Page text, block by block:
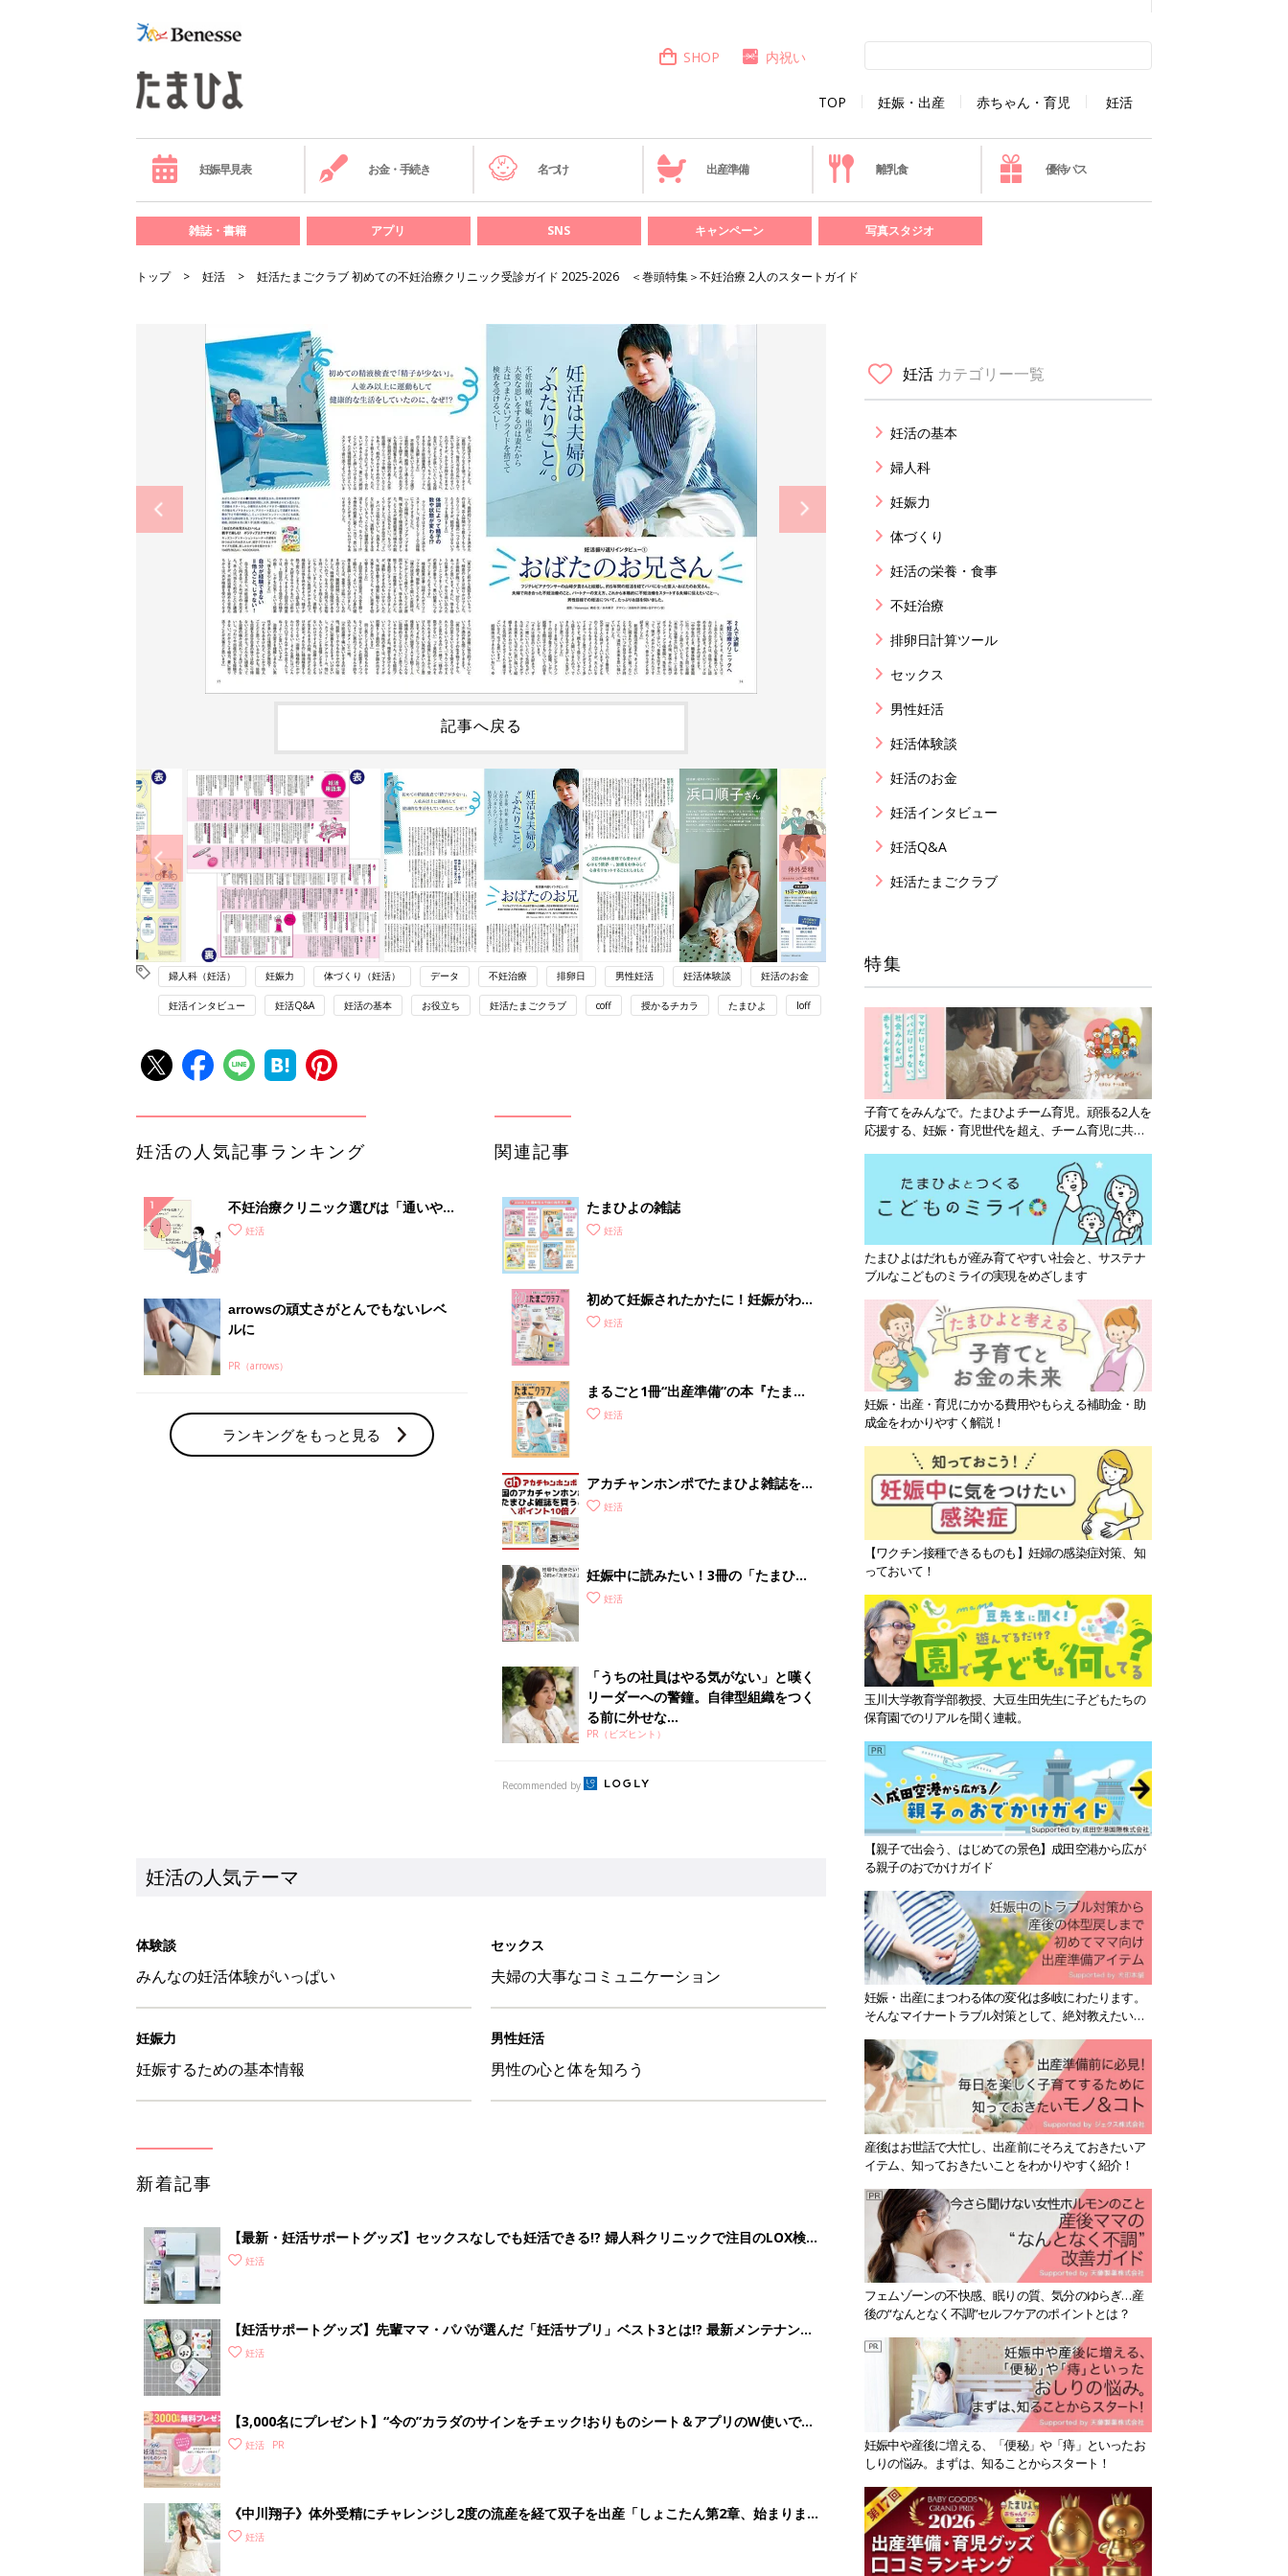
TOP 妊娠・出産 赤ちゃん・育児 妊活
SHOP 内祝い
妊娠早見表 お金・手続き 名づけ 出産準備 離乳食 優待パス
雑誌・書籍 アプリ SNS キャンペーン 写真スタジオ
トップ 妊活 妊活たまごクラブ 初めての不妊治療クリニック受診ガイド 2025-2026 ＜巻頭特集＞不妊治療 2人のスタートガイド
記事へ戻る
婦人科（妊活） 妊娠力 体づくり（妊活） データ 不妊治療 排卵日 男性妊活 妊活体験談 妊活のお金
妊活インタビュー 妊活Q&A 妊活の基本 お役立ち 妊活たまごクラブ coff 授かるチカラ たまひよ loff
妊活の人気記事ランキング
不妊治療クリニック選びは「通いやす
さ」が大切！選び方、重要3カ条っ
妊活
arrowsの頑丈さがとんでもないレベ
ルに
PR（arrows）
ランキングをもっと見る
関連記事
たまひよの雑誌
妊活
初めて妊娠されたかたに！妊娠がわか
ったら最初に読む本『初めてのたまご
妊活
まるごと1冊“出産準備”の本『たまご
クラブ 夏号』〈スペシャル大特集〉
妊活
アカチャンホンポでたまひよ雑誌を買
うとポイント10倍【期間限定】
妊活
妊娠中に読みたい！3冊の「たまひ
よ」妊活
「うちの社員はやる気がない」と嘆く
リーダーへの警鐘。自律型組織をつく
る前に外せな...
PR（ビズヒント）
Recommended by
妊活の人気テーマ
体験談
みんなの妊活体験がいっぱい
セックス
夫婦の大事なコミュニケーション
妊娠力
妊娠するための基本情報
男性妊活
男性の心と体を知ろう
新着記事
【最新・妊活サポートグッズ】セックスなしでも妊活できる!? 婦人科クリニックで注目のLOX検
査が自宅でできる!? 驚きグッズ続々
妊活
【妊活サポートグッズ】先輩ママ・パパが選んだ「妊活サプリ」ベスト3とは!? 最新メンテナンス
グッズも
妊活
【3,000名にプレゼント】“今の”カラダのサインをチェック!おりものシート＆アプリのW使いでス
ムーズに予測
妊活
《中川翔子》体外受精にチャレンジし2度の流産を経て双子を出産「しょこたん第2章、始まりま
した！」
妊活
妊活 カテゴリー一覧
妊活の基本
婦人科
妊娠力
体づくり
妊活の栄養・食事
不妊治療
排卵日計算ツール
セックス
男性妊活
妊活体験談
妊活のお金
妊活インタビュー
妊活Q&A
妊活たまごクラブ
特集
子育てをみんなで。たまひよチーム育児。頑張る2人を
応援する、妊娠・育児世代を超え、チーム育児に共感
たまひよはだれもが産み育てやすい社会と、サステナ
ブルなこどものミライの実現をめざします
妊娠・出産・育児にかかる費用やもらえる補助金・助
成金をわかりやすく解説！
【ワクチン接種できるものも】妊婦の感染症対策、知
っておいて！
玉川大学教育学部教授、大豆生田先生に子どもたちの
保育園でのリアルを聞く連載。
【親子で出会う、はじめての景色】成田空港から広が
る親子のおでかけガイド
妊娠・出産にまつわる体の変化は多岐にわたります。
そんなマイナートラブル対策として、絶対教えたい！
産後はお世話で大忙し、出産前にそろえておきたいア
イテム、知っておきたいことをわかりやすく紹介！
フェムゾーンの不快感、眠りの質、気分のゆらぎ…産
後の“なんとなく不調”セルフケアのポイントとは？
妊娠中や産後に増える、「便秘」や「痔」といったお
しりの悩み。まずは、知ることからスタート！